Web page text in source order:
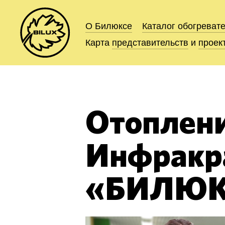
О Билюксе Каталог
Карта представительств и
О Билюксе Каталог
Карта представительств и